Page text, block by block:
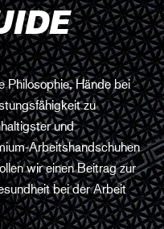
Philosophie, Hände bei
zu
und
Arbeitshandschuhen
wir einen Beitrag zur
bei der Arbeit